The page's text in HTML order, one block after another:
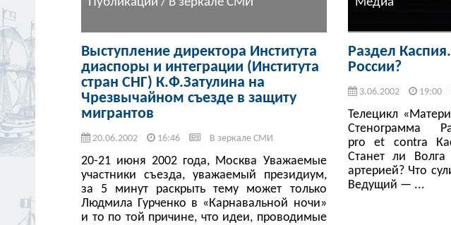
Выступление директора Института
диаспоры и интеграции (Института
стран СНГ) К.Ф.Затулина на
Чрезвычайном съезде в защиту
мигрантов
20.06.2002 16:46 В зеркале СМИ
20-21 июня 2002 года, Москва Уважаемые
участники съезда, уважаемый президиум,
за 5 минут раскрыть тему может только
Людмила Гурченко в «Карнавальной ночи»
и то по той причине, что идеи, проводимые
Раздел
России?
3.06.2002 19:00
Телецикл
Стенограмма
pro et contra
Станет ли
артерией? Что
Ведущий — ...